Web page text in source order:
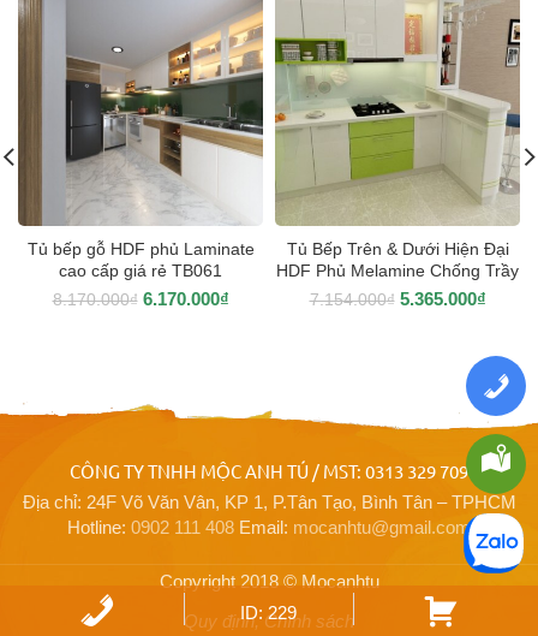
Tủ bếp gỗ HDF phủ Laminate
cao cấp giá rẻ TB061
8.170.000₫ 6.170.000₫
Tủ Bếp Trên & Dưới Hiện Đại
HDF Phủ Melamine Chống Trầy
TB170
7.154.000₫ 5.365.000₫
CÔNG TY TNHH MỘC ANH TÚ / MST: 0313 329 709
Địa chỉ: 24F Võ Văn Vân, KP 1, P.Tân Tạo, Bình Tân – TPHCM
Hotline: 0902 111 408 Email: mocanhtu@gmail.com
Copyright 2018 © Mocanhtu
Quy định, Chính sách
ID: 229